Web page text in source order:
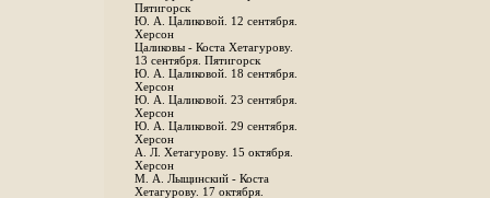
Пятигорск
Ю. А. Цаликовой. 12 сентября.
Херсон
Цаликовы - Коста Хетагурову.
13 сентября. Пятигорск
Ю. А. Цаликовой. 18 сентября.
Херсон
Ю. А. Цаликовой. 23 сентября.
Херсон
Ю. А. Цаликовой. 29 сентября.
Херсон
А. Л. Хетагурову. 15 октября.
Херсон
М. А. Лыщинский - Коста
Хетагурову. 17 октября.